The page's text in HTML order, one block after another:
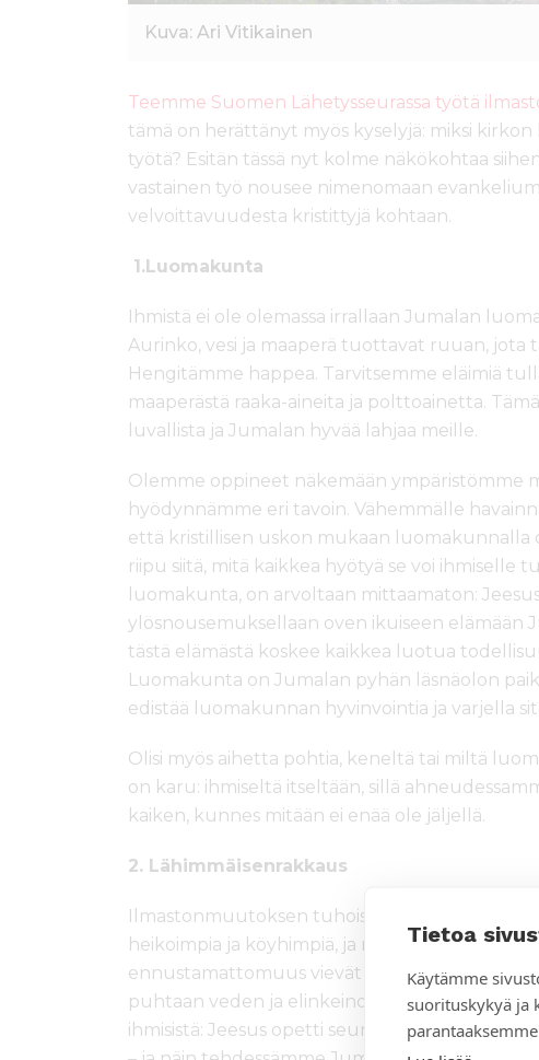
Tietoa
Käytämme
suorituskykyä ja
Kuva: Ari Vitikainen
Teemme Suomen Lähetysseurassa työtä
tämä on herättänyt myös kyselyjä: miksi
työtä? Esitän tässä nyt kolme näkökohtaa
vastainen työ nousee nimenomaan
velvoittavuudesta kristittyjä kohtaan.
1.Luomakunta
Ihmistä ei ole olemassa irrallaan Jumalan
Aurinko, vesi ja maaperä tuottavat ruuan, jota
Hengitämme happea. Tarvitsemme eläimiä
maaperästä raaka-aineita ja polttoainetta.
luvallista ja Jumalan hyvää lahjaa meille.
Olemme oppineet näkemään ympäristömme
hyödynnämme eri tavoin. Vähemmälle
että kristillisen uskon mukaan luomakunnalla
riipu siitä, mitä kaikkea hyötyä se voi ihmiselle
luomakunta, on arvoltaan mittaamaton:
ylösnousemuksellaan oven ikuiseen elämään
tästä elämästä koskee kaikkea luotua
Luomakunta on Jumalan pyhän läsnäolon
edistää luomakunnan hyvinvointia ja varjella
Olisi myös aihetta pohtia, keneltä tai miltä
on karu: ihmiseltä itseltään, sillä
kaiken, kunnes mitään ei enää ole jäljellä.
2. Lähimmäisenrakkaus
Ilmastonmuutoksen tuhoisat vaikutukset
heikoimpia ja köyhimpiä, ja näkyvät jo monessa
ennustamattomuus vievät monelta valmiiksi
puhtaan veden ja elinkeinon. Kristittyinä
ihmisistä: Jeesus opetti seuraajiaan